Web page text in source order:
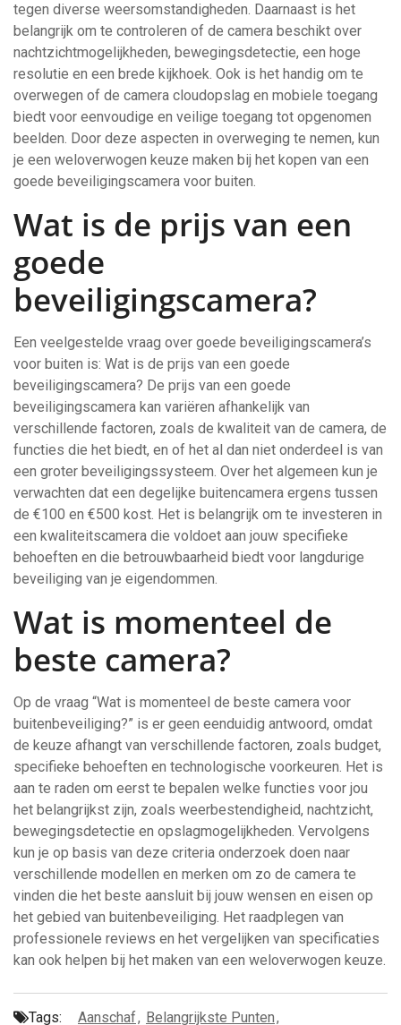
tegen diverse weersomstandigheden. Daarnaast is het
belangrijk om te controleren of de camera beschikt over
nachtzichtmogelijkheden, bewegingsdetectie, een hoge
resolutie en een brede kijkhoek. Ook is het handig om te
overwegen of de camera cloudopslag en mobiele toegang
biedt voor eenvoudige en veilige toegang tot opgenomen
beelden. Door deze aspecten in overweging te nemen, kun
je een weloverwogen keuze maken bij het kopen van een
goede beveiligingscamera voor buiten.
Wat is de prijs van een
goede
beveiligingscamera?
Een veelgestelde vraag over goede beveiligingscamera’s
voor buiten is: Wat is de prijs van een goede
beveiligingscamera? De prijs van een goede
beveiligingscamera kan variëren afhankelijk van
verschillende factoren, zoals de kwaliteit van de camera, de
functies die het biedt, en of het al dan niet onderdeel is van
een groter beveiligingssysteem. Over het algemeen kun je
verwachten dat een degelijke buitencamera ergens tussen
de €100 en €500 kost. Het is belangrijk om te investeren in
een kwaliteitscamera die voldoet aan jouw specifieke
behoeften en die betrouwbaarheid biedt voor langdurige
beveiliging van je eigendommen.
Wat is momenteel de
beste camera?
Op de vraag “Wat is momenteel de beste camera voor
buitenbeveiliging?” is er geen eenduidig antwoord, omdat
de keuze afhangt van verschillende factoren, zoals budget,
specifieke behoeften en technologische voorkeuren. Het is
aan te raden om eerst te bepalen welke functies voor jou
het belangrijkst zijn, zoals weerbestendigheid, nachtzicht,
bewegingsdetectie en opslagmogelijkheden. Vervolgens
kun je op basis van deze criteria onderzoek doen naar
verschillende modellen en merken om zo de camera te
vinden die het beste aansluit bij jouw wensen en eisen op
het gebied van buitenbeveiliging. Het raadplegen van
professionele reviews en het vergelijken van specificaties
kan ook helpen bij het maken van een weloverwogen keuze.
Tags: Aanschaf, Belangrijkste Punten,